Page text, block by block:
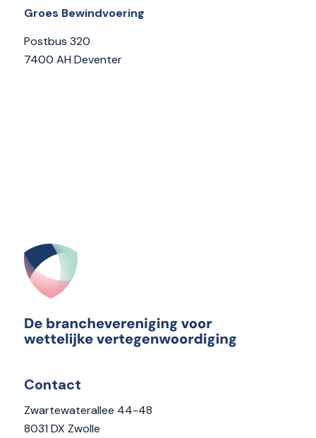
Groes Bewindvoering
Postbus 320
7400 AH Deventer
Contact
Zwartewaterallee 44-48
8031 DX Zwolle